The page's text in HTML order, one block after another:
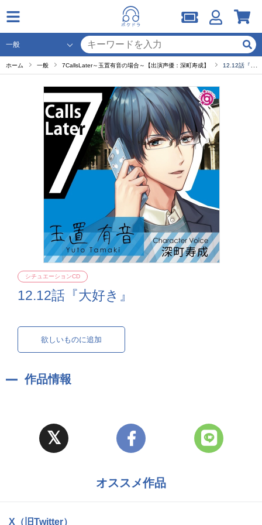
ホーム 一般 7CallsLater～玉置有音の場合～【出演声優：深町寿成】 12.12話『大好き』
12.12話『大好き』
シチュエーションCD
欲しいものに追加
作品情報
オススメ作品
X（旧Twitter）